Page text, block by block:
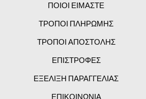
ΠΟΙΟΙ ΕΙΜΑΣΤΕ
ΤΡΟΠΟΙ ΠΛΗΡΩΜΗΣ
ΤΡΟΠΟΙ ΑΠΟΣΤΟΛΗΣ
ΕΠΙΣΤΡΟΦΕΣ
ΕΞΕΛΙΞΗ ΠΑΡΑΓΓΕΛΙΑΣ
ΕΠΙΚΟΙΝΩΝΙΑ